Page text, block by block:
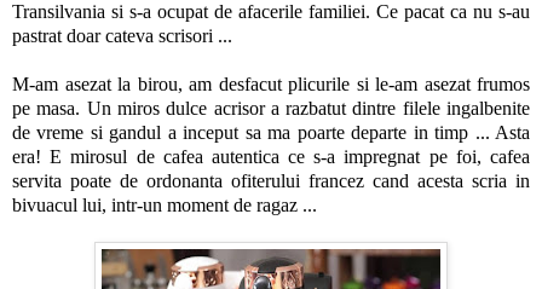
Transilvania si s-a ocupat de afacerile familiei. Ce pacat ca nu s-au
pastrat doar cateva scrisori ...
M-am asezat la birou, am desfacut plicurile si le-am asezat frumos
pe masa. Un miros dulce acrisor a razbatut dintre filele ingalbenite
de vreme si gandul a inceput sa ma poarte departe in timp ... Asta
era! E mirosul de cafea autentica ce s-a impregnat pe foi, cafea
servita poate de ordonanta ofiterului francez cand acesta scria in
bivuacul lui, intr-un moment de ragaz ...